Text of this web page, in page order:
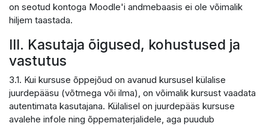
on seotud kontoga Moodle'i andmebaasis ei ole võimalik
hiljem taastada.
III. Kasutaja õigused, kohustused ja
vastutus
3.1. Kui kursuse õppejõud on avanud kursusel külalise
juurdepääsu (võtmega või ilma), on võimalik kursust vaadata
autentimata kasutajana. Külalisel on juurdepääs kursuse
avalehe infole ning õppematerjalidele, aga puudub